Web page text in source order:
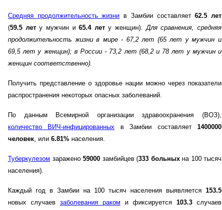
Средняя продолжительность жизни в Замбии составляет62.5 лет
(59.5 лету мужчин и65.4 лету женщин).Для сравнения, средняя
продолжительность жизни в мире - 67,2 лет (65 лет у мужчин и
69,5 лет у женщин); в России - 73,2 лет (68,2 и 78 лет у мужчин и
женщин соответственно).
Получить представление о здоровье нации можно через показатели
распространения некоторых опасных заболеваний.
По данным Всемирной организации здравоохранения (ВОЗ),
количество ВИЧ-инфицированных в Замбии составляет1400000
человек, или 6.81% населения.
Туберкулезом заражено 59000 замбийцев (333 больныхна 100 тысяч
населения).
Каждый год в Замбии на 100 тысяч населения выявляется 153.5
новых случаев заболевания раком и фиксируется 103.3 случаев